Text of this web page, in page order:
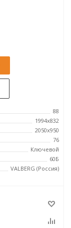
88
1994x832
2050x950
76
Ключевой
60Б
VALBERG (Россия)